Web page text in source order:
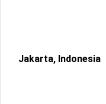
Jakarta, Indonesia